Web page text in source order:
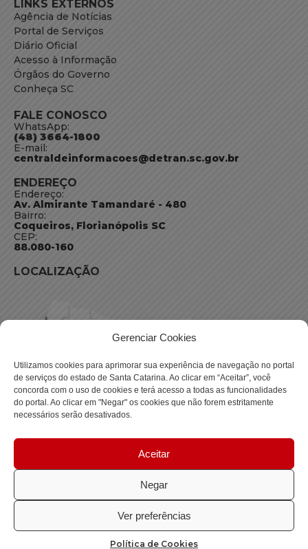
Gerenciar Cookies
Utilizamos cookies para aprimorar sua experiência de navegação no portal
de serviços do estado de Santa Catarina. Ao clicar em “Aceitar”, você
concorda com o uso de cookies e terá acesso a todas as funcionalidades
do portal. Ao clicar em "Negar" os cookies que não forem estritamente
necessários serão desativados.
Aceitar
Negar
Ver preferências
Política de Cookies
LINKS EXTERNOS
Agência de Notícias
Portal de Serviços
Diário Oficial
Acesso à Informação
Órgãos do Governo
Conheça SC
FALE CONOSCO
WhatsApp:
(48) 3664-1800
E-mail:
centraldeinformacoes@detran.sc.gov.br
ENDEREÇO
Endereço:
Av. Almirante Tamandaré - 480
Bairro:
Coqueiros, Florianópolis SC
CEP:
88.080-160
LOCALIZAÇÃO
Política de privacidade
Copyright © 2023 Todos os Direitos Reservados SC - Governo de